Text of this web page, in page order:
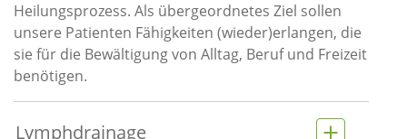
Heilungsprozess. Als übergeordnetes Ziel sollen
unsere Patienten Fähigkeiten (wieder)erlangen, die
sie für die Bewältigung von Alltag, Beruf und Freizeit
benötigen.
Lymphdrainage